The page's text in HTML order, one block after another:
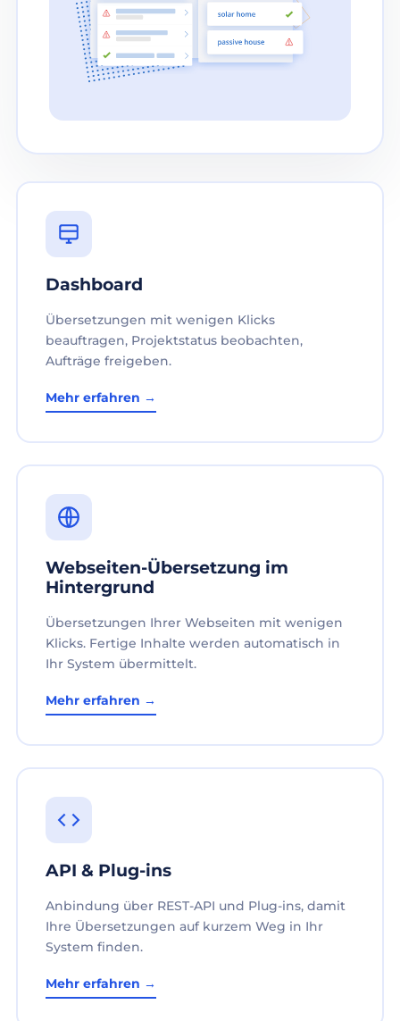
Dashboard
Übersetzungen mit wenigen Klicks
beauftragen, Projektstatus beobachten,
Aufträge freigeben.
Mehr erfahren →
Webseiten-Übersetzung im
Hintergrund
Übersetzungen Ihrer Webseiten mit wenigen
Klicks. Fertige Inhalte werden automatisch in
Ihr System übermittelt.
Mehr erfahren →
API & Plug-ins
Anbindung über REST-API und Plug-ins, damit
Ihre Übersetzungen auf kurzem Weg in Ihr
System finden.
Mehr erfahren →